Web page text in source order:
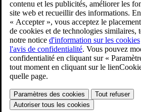
Imaginé pour tous,
instant. Ce spacieux SUV
offre tout le confort de la
Consommation (combinée)
8.4 l/100 km